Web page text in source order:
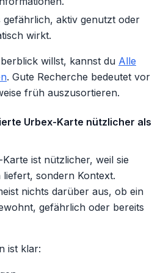
gefährlich, aktiv genutzt oder
wirkt.
willst, kannst du Alle
. Gute Recherche bedeutet vor
früh auszusortieren.
Urbex-Karte nützlicher als
ist nützlicher, weil sie
sondern Kontext.
nichts darüber aus, ob ein
gefährlich oder bereits
ist klar: